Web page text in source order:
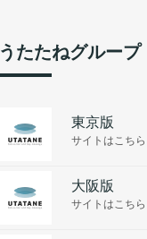
うたたねグループ
東京版
サイトはこちら
大阪版
サイトはこちら